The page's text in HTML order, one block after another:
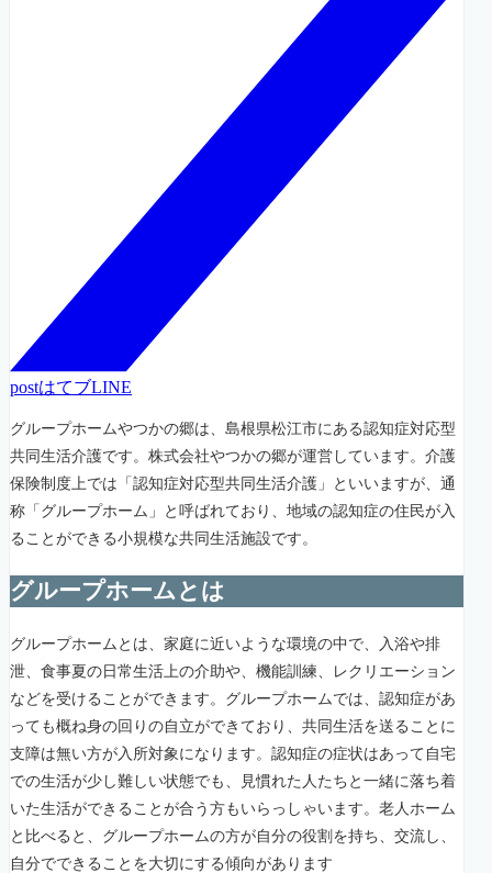
postはてブLINE
グループホームやつかの郷は、島根県松江市にある認知症対応型
共同生活介護です。株式会社やつかの郷が運営しています。介護
保険制度上では「認知症対応型共同生活介護」といいますが、通
称「グループホーム」と呼ばれており、地域の認知症の住民が入
ることができる小規模な共同生活施設です。
グループホームとは
グループホームとは、家庭に近いような環境の中で、入浴や排
泄、食事夏の日常生活上の介助や、機能訓練、レクリエーション
などを受けることができます。グループホームでは、認知症があ
っても概ね身の回りの自立ができており、共同生活を送ることに
支障は無い方が入所対象になります。認知症の症状はあって自宅
での生活が少し難しい状態でも、見慣れた人たちと一緒に落ち着
いた生活ができることが合う方もいらっしゃいます。老人ホーム
と比べると、グループホームの方が自分の役割を持ち、交流し、
自分でできることを大切にする傾向があります